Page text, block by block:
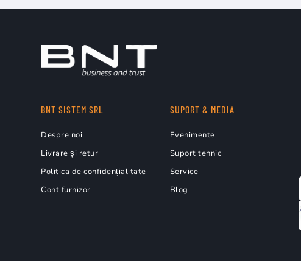
BNT SISTEM SRL
Despre noi
Livrare și retur
Politica de confidențialitate
Cont furnizor
SUPORT & MEDIA
Evenimente
Suport tehnic
Service
Blog